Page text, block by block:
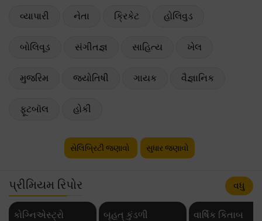
વ્યાપારી નેતા ક્રિકેટ હોલિવુડ
બોલિવૂડ સંગીતજ્ઞ સાહિત્ય ખેલ
મુજરિમ જ્યોતિષી ગાયક વૈજ્ઞાનિક
ફૂટબૉલ હોકી
સેલિબ્રિટી જણાવો સુધાર જણાવો
પ્રીમિયમ રિપોર વધુ
કોગ્નિએસ્ટ્રો બૃહત્ કુંડળી વાર્ષિક કિતાબ